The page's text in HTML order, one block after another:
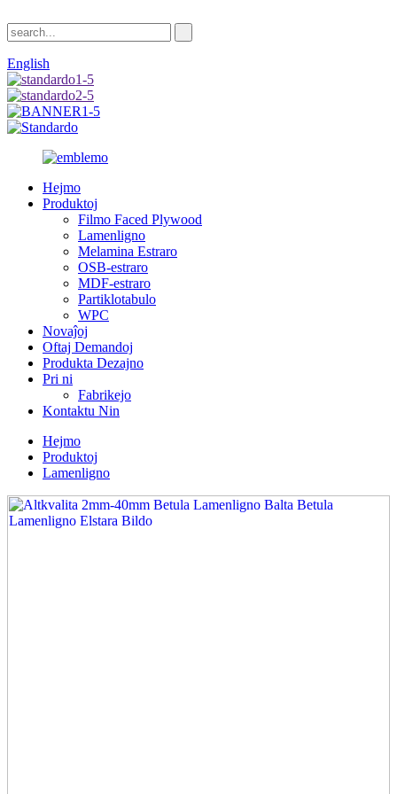
English
Hejmo
Produktoj
Filmo Faced Plywood
Lamenligno
Melamina Estraro
OSB-estraro
MDF-estraro
Partiklotabulo
WPC
Novaĵoj
Oftaj Demandoj
Produkta Dezajno
Pri ni
Fabrikejo
Kontaktu Nin
Hejmo
Produktoj
Lamenligno